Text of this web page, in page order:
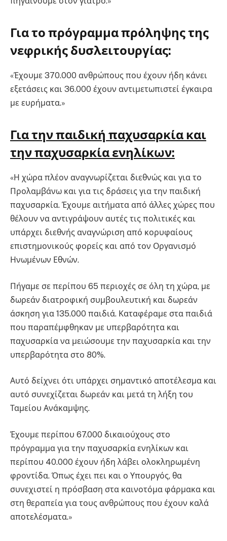
Για το πρόγραμμα πρόληψης της
νεφρικής δυσλειτουργίας:
«Έχουμε 370.000 ανθρώπους που έχουν ήδη κάνει
εξετάσεις και 36.000 έχουν αντιμετωπιστεί έγκαιρα
με ευρήματα.»
Για την παιδική παχυσαρκία και
την παχυσαρκία ενηλίκων:
«Η χώρα πλέον αναγνωρίζεται διεθνώς και για το
Προλαμβάνω και για τις δράσεις για την παιδική
παχυσαρκία. Έχουμε αιτήματα από άλλες χώρες που
θέλουν να αντιγράψουν αυτές τις πολιτικές και
υπάρχει διεθνής αναγνώριση από κορυφαίους
επιστημονικούς φορείς και από τον Οργανισμό
Ηνωμένων Εθνών.
Πήγαμε σε περίπου 65 περιοχές σε όλη τη χώρα, με
δωρεάν διατροφική συμβουλευτική και δωρεάν
άσκηση για 135.000 παιδιά. Καταφέραμε στα παιδιά
που παραπέμφθηκαν με υπερβαρότητα και
παχυσαρκία να μειώσουμε την παχυσαρκία και την
υπερβαρότητα στο 80%.
Αυτό δείχνει ότι υπάρχει σημαντικό αποτέλεσμα και
αυτό συνεχίζεται δωρεάν και μετά τη λήξη του
Ταμείου Ανάκαμψης.
Έχουμε περίπου 67.000 δικαιούχους στο
πρόγραμμα για την παχυσαρκία ενηλίκων και
περίπου 40.000 έχουν ήδη λάβει ολοκληρωμένη
φροντίδα. Όπως έχει πει και ο Υπουργός, θα
συνεχιστεί η πρόσβαση στα καινοτόμα φάρμακα και
στη θεραπεία για τους ανθρώπους που έχουν καλά
αποτελέσματα.»